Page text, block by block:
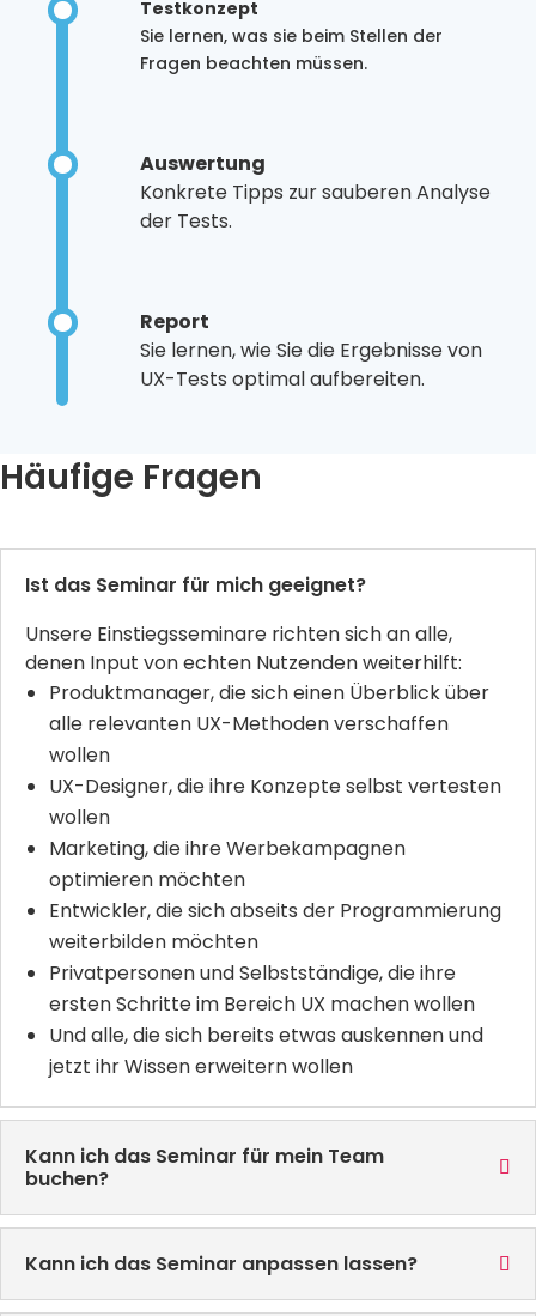
Testkonzept
Sie lernen, was sie beim Stellen der
Fragen beachten müssen.
Auswertung
Konkrete Tipps zur sauberen Analyse
der Tests.
Report
Sie lernen, wie Sie die Ergebnisse von
UX-Tests optimal aufbereiten.
Häufige Fragen
Ist das Seminar für mich geeignet?
Unsere Einstiegsseminare richten sich an alle,
denen Input von echten Nutzenden weiterhilft:
Produktmanager, die sich einen Überblick über
alle relevanten UX-Methoden verschaffen
wollen
UX-Designer, die ihre Konzepte selbst vertesten
wollen
Marketing, die ihre Werbekampagnen
optimieren möchten
Entwickler, die sich abseits der Programmierung
weiterbilden möchten
Privatpersonen und Selbstständige, die ihre
ersten Schritte im Bereich UX machen wollen
Und alle, die sich bereits etwas auskennen und
jetzt ihr Wissen erweitern wollen
Kann ich das Seminar für mein Team
buchen?
Kann ich das Seminar anpassen lassen?